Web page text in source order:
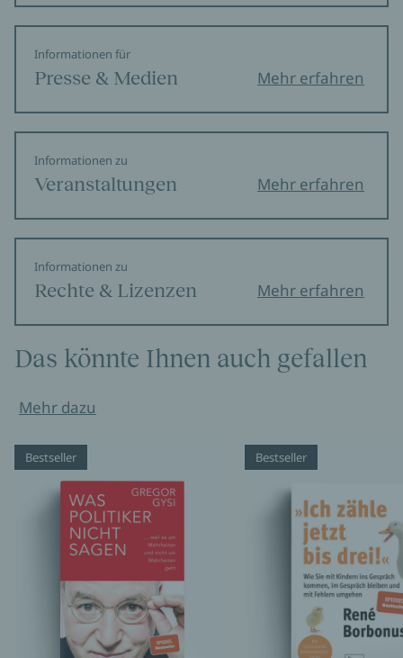
Informationen für
Presse & Medien Mehr erfahren
Informationen zu
Veranstaltungen Mehr erfahren
Informationen zu
Rechte & Lizenzen Mehr erfahren
Das könnte Ihnen auch gefallen
Mehr dazu
Bestseller Bestseller